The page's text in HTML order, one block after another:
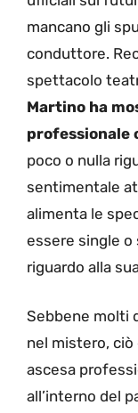
mancano gli
conduttore.
spettacolo
Martino ha
professionale
poco o nulla
sentimentale
alimenta le
essere single
riguardo alla
Sebbene molti
nel mistero, ciò
ascesa
all’interno del